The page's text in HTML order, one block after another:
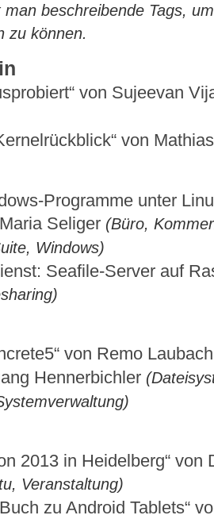
beschreibende Tags,
zu können.
von Sujeevan
von
Programme unter
Seliger (Büro,
Windows)
Seafile-Server auf
von Remo
Hennerbichler
2013 in Heidelberg“ von
Veranstaltung)
zu Android Tablets“